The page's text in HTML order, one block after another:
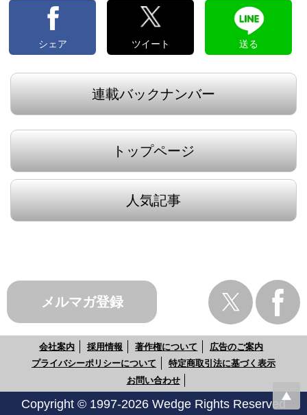
シェア ツイート 送る
連載バックナンバー
トップページ
人気記事
メルマガ登録
会社案内 採用情報 著作権について
広告のご案内
プライバシーポリシーについて
特定商取引法に基づく表示
お問い合わせ
Copyright © 1997-2026 Wedge Rights Reserved